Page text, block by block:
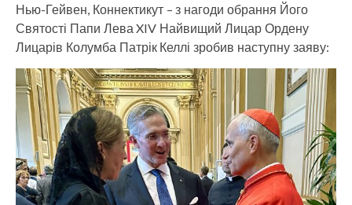
Нью-Гейвен, Коннектикут – з нагоди обрання Його
Святості Папи Лева XIV Найвищий Лицар Ордену
Лицарів Колумба Патрік Келлі зробив наступну заяву: